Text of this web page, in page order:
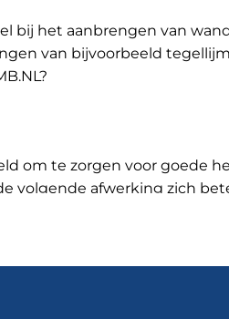
bij het aanbrengen van
van bijvoorbeeld tegellijm
om te zorgen voor goede
volgende afwerking zich